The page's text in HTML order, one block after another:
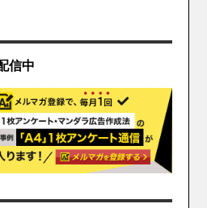
信中